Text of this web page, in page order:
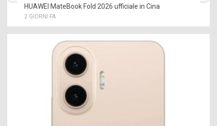
HUAWEI MateBook Fold 2026 ufficiale in Cina
2 GIORNI FA